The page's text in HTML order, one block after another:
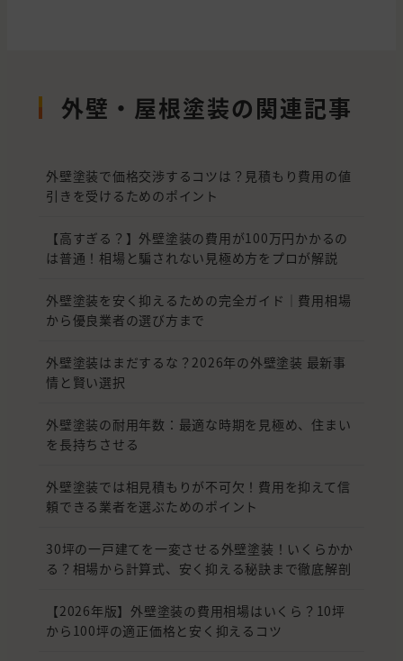
外壁・屋根塗装の関連記事
外壁塗装で価格交渉するコツは？見積もり費用の値
引きを受けるためのポイント
【高すぎる？】外壁塗装の費用が100万円かかるの
は普通！相場と騙されない見極め方をプロが解説
外壁塗装を安く抑えるための完全ガイド｜費用相場
から優良業者の選び方まで
外壁塗装はまだするな？2026年の外壁塗装 最新事
情と賢い選択
外壁塗装の耐用年数：最適な時期を見極め、住まい
を長持ちさせる
外壁塗装では相見積もりが不可欠！費用を抑えて信
頼できる業者を選ぶためのポイント
30坪の一戸建てを一変させる外壁塗装！いくらかか
る？相場から計算式、安く抑える秘訣まで徹底解剖
【2026年版】外壁塗装の費用相場はいくら？10坪
から100坪の適正価格と安く抑えるコツ